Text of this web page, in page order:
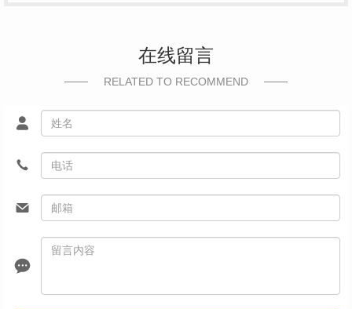
在线留言
RELATED TO RECOMMEND